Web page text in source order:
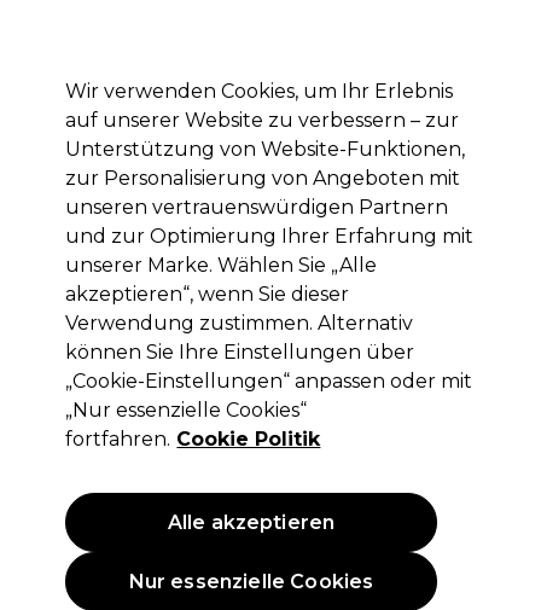
Anmelden
Marken Deals Haare Elektrogeräte Saloneinrichtung
Lieferung und Lieferzeiten
– mehr erfahren
Andreia Professional
Andreia Professional Hybrid Gel
Nagellack - Fusion Color H49
Diamantrosa 10.5ml
(7)
Wir verwenden Cookies, um Ihr Erlebnis
auf unserer Website zu verbessern – zur
Unterstützung von Website-Funktionen,
zur Personalisierung von Angeboten mit
unseren vertrauenswürdigen Partnern
und zur Optimierung Ihrer Erfahrung mit
unserer Marke. Wählen Sie „Alle
akzeptieren“, wenn Sie dieser
Verwendung zustimmen. Alternativ
können Sie Ihre Einstellungen über
„Cookie-Einstellungen“ anpassen oder mit
„Nur essenzielle Cookies“
fortfahren. Cookie Politik
Nur essenzielle Cookies
Alle akzeptieren